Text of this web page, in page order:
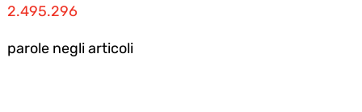
2.495.296
parole negli articoli